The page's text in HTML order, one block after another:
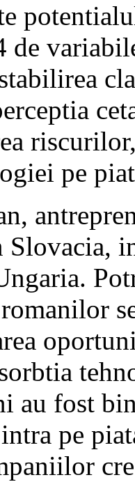
de
pe
au fost
pe